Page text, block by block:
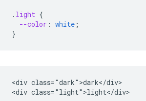
. light {
--color : white ;
}
<div class="dark">dark</div>